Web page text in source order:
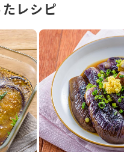
レシピ